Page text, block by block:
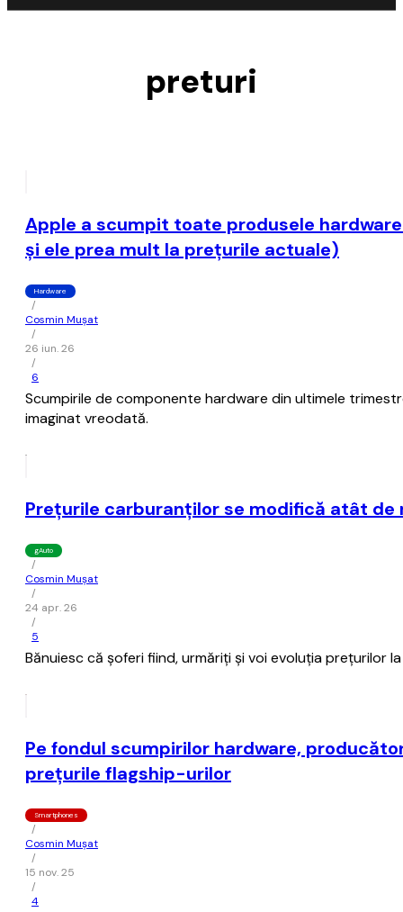
preturi
Apple a scumpit toate produsele
şi ele prea mult la preţurile actuale)
Hardware
/
Cosmin Mușat
/
26 iun. 26
/
6
Scumpirile de componente hardware din ultimele
imaginat vreodată.
Preţurile carburanţilor se modifică atât de
gAuto
/
Cosmin Mușat
/
24 apr. 26
/
5
Bănuiesc că şoferi fiind, urmăriţi şi voi evoluţia preţurilor
Pe fondul scumpirilor hardware,
preţurile flagship-urilor
Smartphones
/
Cosmin Mușat
/
15 nov. 25
/
4